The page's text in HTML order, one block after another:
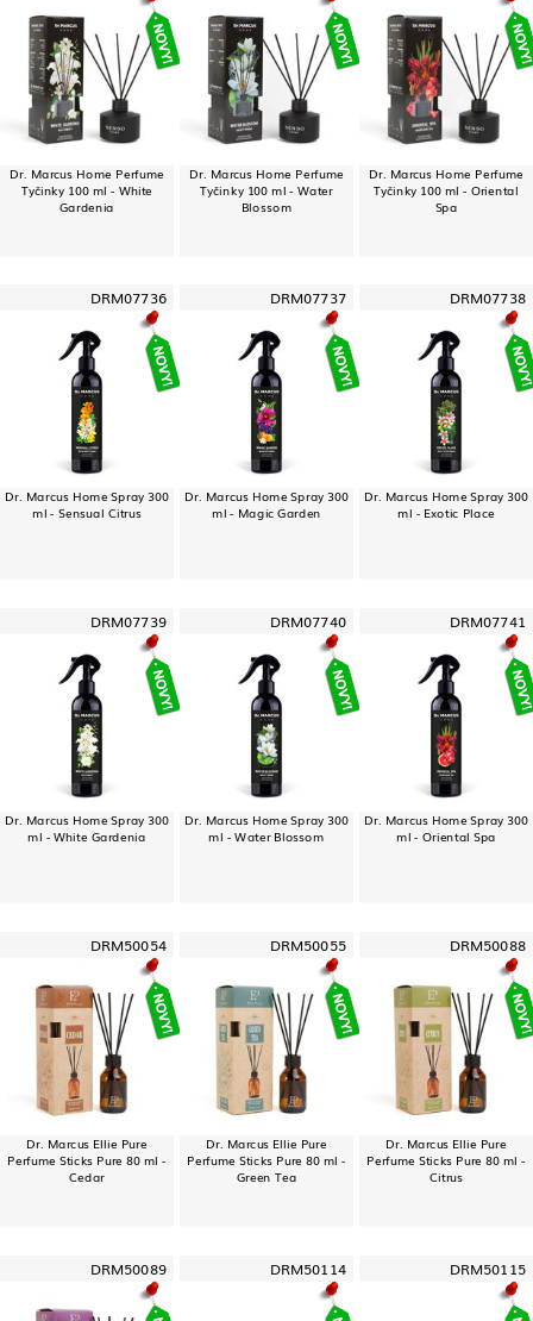
Dr. Marcus Home Perfume
Tyčinky 100 ml - White
Gardenia
Dr. Marcus Home Perfume
Tyčinky 100 ml - Water
Blossom
Dr. Marcus Home Perfume
Tyčinky 100 ml - Oriental
Spa
DRM07736
Dr. Marcus Home Spray 300
ml - Sensual Citrus
DRM07737
Dr. Marcus Home Spray 300
ml - Magic Garden
DRM07738
Dr. Marcus Home Spray 300
ml - Exotic Place
DRM07739
Dr. Marcus Home Spray 300
ml - White Gardenia
DRM07740
Dr. Marcus Home Spray 300
ml - Water Blossom
DRM07741
Dr. Marcus Home Spray 300
ml - Oriental Spa
DRM50054
Dr. Marcus Ellie Pure
Perfume Sticks Pure 80 ml -
Cedar
DRM50055
Dr. Marcus Ellie Pure
Perfume Sticks Pure 80 ml -
Green Tea
DRM50088
Dr. Marcus Ellie Pure
Perfume Sticks Pure 80 ml -
Citrus
DRM50089 DRM50114 DRM50115